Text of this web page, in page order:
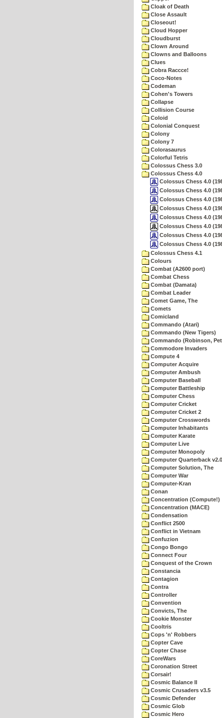
Cloak of Death
Close Assault
Closeout!
Cloud Hopper
Cloudburst
Clown Around
Clowns and Balloons
Clues
Cobra Raccce!
Coco-Notes
Codeman
Cohen's Towers
Collapse
Collision Course
Coloid
Colonial Conquest
Colony
Colony 7
Colorasaurus
Colorful Tetris
Colossus Chess 3.0
Colossus Chess 4.0
Colossus Chess 4.0
Colossus Chess 4.0
Colossus Chess 4.0
Colossus Chess 4.0
Colossus Chess 4.0
Colossus Chess 4.0
Colossus Chess 4.0
Colossus Chess 4.0
Colossus Chess 4.1
Colours
Combat (A2600 port)
Combat Chess
Combat (Damata)
Combat Leader
Comet Game, The
Comets
Comicland
Commando (Atari)
Commando (New Tigers)
Commando (Robinson,
Commodore Invaders
Compute 4
Computer Acquire
Computer Ambush
Computer Baseball
Computer Battleship
Computer Chess
Computer Cricket
Computer Cricket 2
Computer Crosswords
Computer Inhabitants
Computer Karate
Computer Live
Computer Monopoly
Computer Quarterback v2.0
Computer Solution, The
Computer War
Computer-Kran
Conan
Concentration (Compute!)
Concentration (MACE)
Condensation
Conflict 2500
Conflict in Vietnam
Confuzion
Congo Bongo
Connect Four
Conquest of the Crown
Constancia
Contagion
Contra
Controller
Convention
Convicts, The
Cookie Monster
Cooltris
Cops 'n' Robbers
Copter Cave
Copter Chase
CoreWars
Coronation Street
Corsair!
Cosmic Balance II
Cosmic Crusaders v3.5
Cosmic Defender
Cosmic Glob
Cosmic Hero